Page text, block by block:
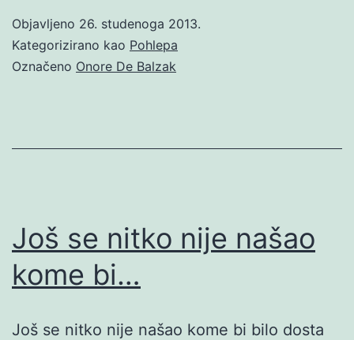
Objavljeno 26. studenoga 2013.
Kategorizirano kao Pohlepa
Označeno Onore De Balzak
Još se nitko nije našao
kome bi…
Još se nitko nije našao kome bi bilo dosta